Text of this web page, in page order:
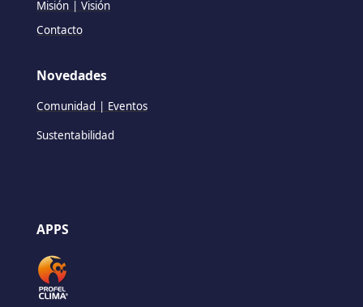
Misión | Visión
Contacto
Novedades
Comunidad | Eventos
Sustentabilidad
APPS